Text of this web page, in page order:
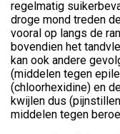
regelmatig
droge mond treden
vooral op langs de
bovendien het
kan ook andere
(middelen tegen
(chloorhexidine) en
kwijlen dus
middelen tegen